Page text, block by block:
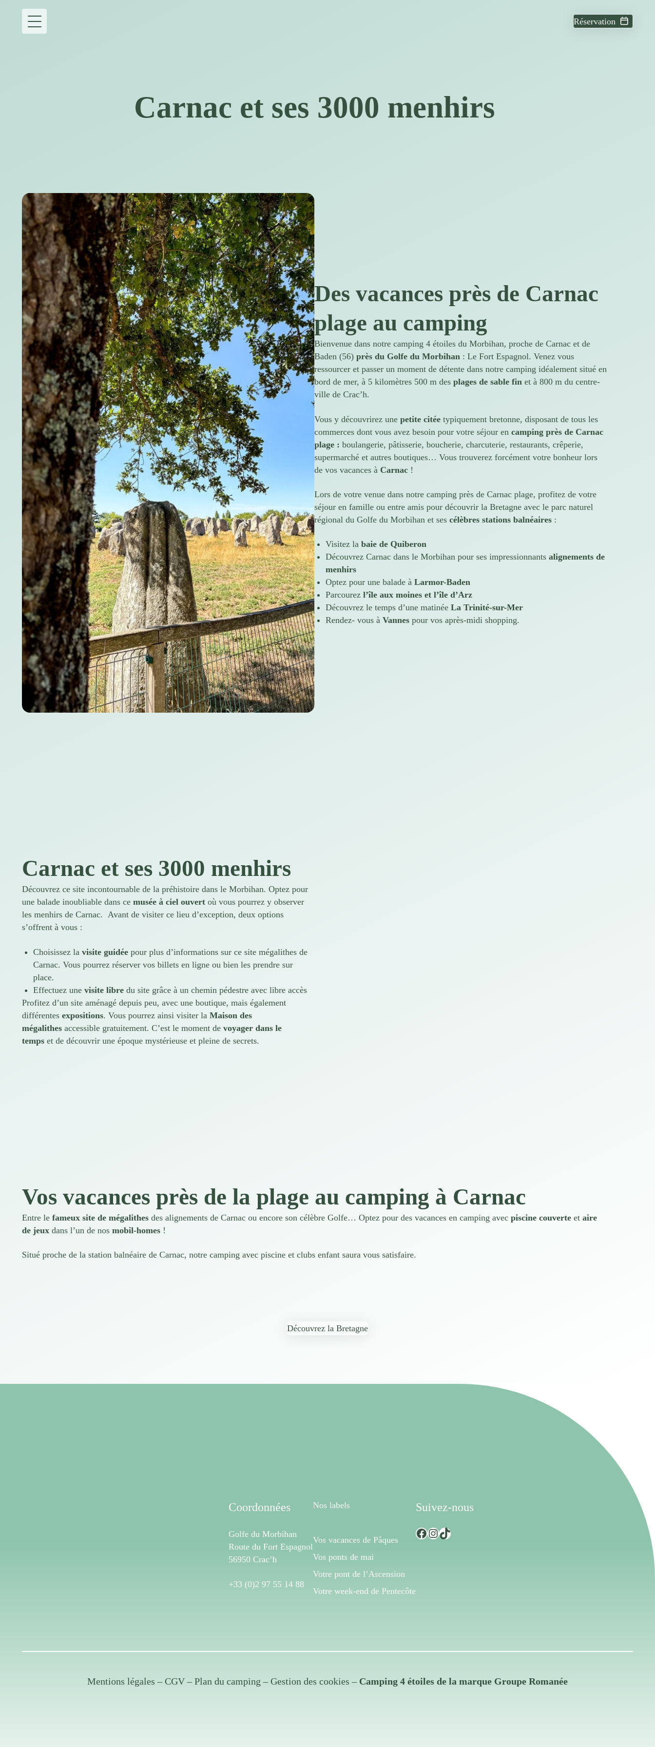
Réservation
Carnac et ses 3000 menhirs
Des vacances près de Carnac
plage au camping
Bienvenue dans notre camping 4 étoiles du Morbihan, proche de Carnac et de
Baden (56) près du Golfe du Morbihan : Le Fort Espagnol. Venez vous
ressourcer et passer un moment de détente dans notre camping idéalement situé en
bord de mer, à 5 kilomètres 500 m des plages de sable fin et à 800 m du centre-
ville de Crac’h.
Vous y découvrirez une petite citée typiquement bretonne, disposant de tous les
commerces dont vous avez besoin pour votre séjour en camping près de Carnac
plage : boulangerie, pâtisserie, boucherie, charcuterie, restaurants, crêperie,
supermarché et autres boutiques… Vous trouverez forcément votre bonheur lors
de vos vacances à Carnac !
Lors de votre venue dans notre camping près de Carnac plage, profitez de votre
séjour en famille ou entre amis pour découvrir la Bretagne avec le parc naturel
régional du Golfe du Morbihan et ses célèbres stations balnéaires :
Visitez la baie de Quiberon
Découvrez Carnac dans le Morbihan pour ses impressionnants alignements de
menhirs
Optez pour une balade à Larmor-Baden
Parcourez l’île aux moines et l’île d’Arz
Découvrez le temps d’une matinée La Trinité-sur-Mer
Rendez- vous à Vannes pour vos après-midi shopping.
Carnac et ses 3000 menhirs
Découvrez ce site incontournable de la préhistoire dans le Morbihan. Optez pour
une balade inoubliable dans ce musée à ciel ouvert où vous pourrez y observer
les menhirs de Carnac. Avant de visiter ce lieu d’exception, deux options
s’offrent à vous :
Choisissez la visite guidéepour plus d’informations sur ce site mégalithes de
Carnac. Vous pourrez réserver vos billets en ligne ou bien les prendre sur
place.
Effectuez une visite libredu site grâce à un chemin pédestre avec libre accès
Profitez d’un site aménagé depuis peu, avec une boutique, mais également
différentes expositions. Vous pourrez ainsi visiter la Maison des
mégalithes accessible gratuitement. C’est le moment de voyager dans le
temps et de découvrir une époque mystérieuse et pleine de secrets.
Vos vacances près de la plage au camping à Carnac
Entre le fameux site de mégalithes des alignements de Carnac ou encore son célèbre Golfe… Optez pour des vacances en camping avec piscine couverte et aire
de jeux dans l’un de nos mobil-homes !
Situé proche de la station balnéaire de Carnac, notre camping avec piscine et clubs enfant saura vous satisfaire.
Découvrez la Bretagne
Coordonnées
Golfe du Morbihan
Route du Fort Espagnol
56950 Crac’h
+33 (0)2 97 55 14 88
Nos labels
Vos vacances de Pâques
Vos ponts de mai
Votre pont de l’Ascension
Votre week-end de Pentecôte
Suivez-nous
Facebook InstagramTikTok
Mentions légales – CGV – Plan du camping – Gestion des cookies – Camping 4 étoiles de la marque Groupe Romanée